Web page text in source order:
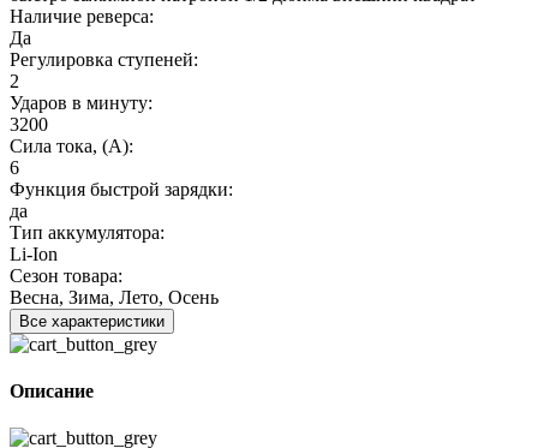
Наличие реверса:
Да
Регулировка ступеней:
2
Ударов в минуту:
3200
Сила тока, (А):
6
Функция быстрой зарядки:
да
Тип аккумулятора:
Li-Ion
Сезон товара:
Весна, Зима, Лето, Осень
Все характеристики
Описание